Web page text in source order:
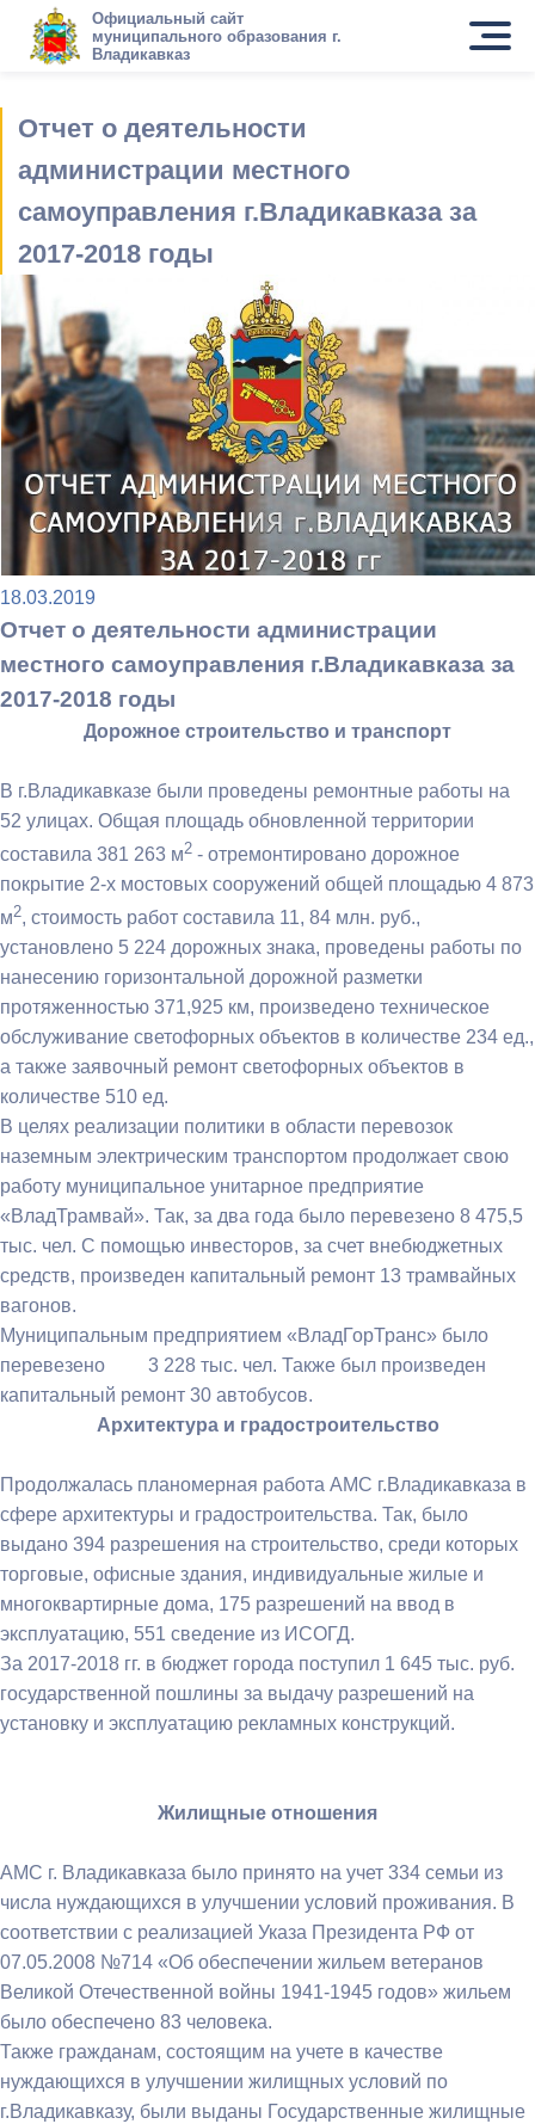
Официальный сайт
муниципального образования г.
Владикавказ
Отчет о деятельности
администрации местного
самоуправления г.Владикавказа за
2017-2018 годы
18.03.2019
Отчет о деятельности администрации
местного самоуправления г.Владикавказа за
2017-2018 годы
Дорожное строительство и транспорт
В г.Владикавказе были проведены ремонтные работы на
52 улицах. Общая площадь обновленной территории
составила 381 263 м2 - отремонтировано дорожное
покрытие 2-х мостовых сооружений общей площадью 4 873
м2, стоимость работ составила 11, 84 млн. руб.,
установлено 5 224 дорожных знака, проведены работы по
нанесению горизонтальной дорожной разметки
протяженностью 371,925 км, произведено техническое
обслуживание светофорных объектов в количестве 234 ед.,
а также заявочный ремонт светофорных объектов в
количестве 510 ед.
В целях реализации политики в области перевозок
наземным электрическим транспортом продолжает свою
работу муниципальное унитарное предприятие
«ВладТрамвай». Так, за два года было перевезено 8 475,5
тыс. чел. С помощью инвесторов, за счет внебюджетных
средств, произведен капитальный ремонт 13 трамвайных
вагонов.
Муниципальным предприятием «ВладГорТранс» было
перевезено 3 228 тыс. чел. Также был произведен
капитальный ремонт 30 автобусов.
Архитектура и градостроительство
Продолжалась планомерная работа АМС г.Владикавказа в
сфере архитектуры и градостроительства. Так, было
выдано 394 разрешения на строительство, среди которых
торговые, офисные здания, индивидуальные жилые и
многоквартирные дома, 175 разрешений на ввод в
эксплуатацию, 551 сведение из ИСОГД.
За 2017-2018 гг. в бюджет города поступил 1 645 тыс. руб.
государственной пошлины за выдачу разрешений на
установку и эксплуатацию рекламных конструкций.
Жилищные отношения
АМС г. Владикавказа было принято на учет 334 семьи из
числа нуждающихся в улучшении условий проживания. В
соответствии с реализацией Указа Президента РФ от
07.05.2008 №714 «Об обеспечении жильем ветеранов
Великой Отечественной войны 1941-1945 годов» жильем
было обеспечено 83 человека.
Также гражданам, состоящим на учете в качестве
нуждающихся в улучшении жилищных условий по
г.Владикавказу, были выданы Государственные жилищные